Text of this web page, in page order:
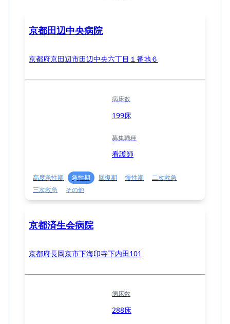
京都田辺中央病院
京都府京田辺市田辺中央六丁目１番地６
病床数
199床
募集職種
看護師
高度急性期 急性期 回復期 慢性期
二次救急
三次救急
その他
京都済生会病院
京都府長岡京市下海印寺下内田101
病床数
288床